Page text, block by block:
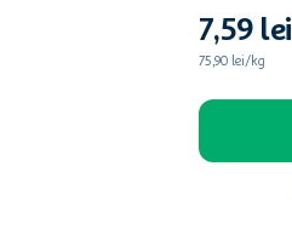
7,59 lei
75,90 lei/kg